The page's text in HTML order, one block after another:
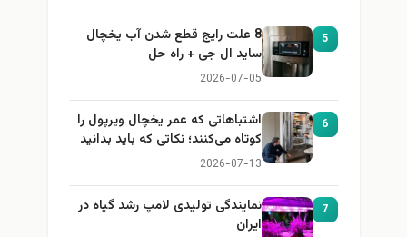
5
8 علت رایج قطع شدن آب یخچال
ساید ال جی + راه حل
2026-07-05
6
اشتباهاتی که عمر یخچال ویرپول را
کوتاه می‌کنند؛ نکاتی که باید بدانید
2026-07-13
7
نمایندگی تولیدی لامپ رشد گیاه در
ایران